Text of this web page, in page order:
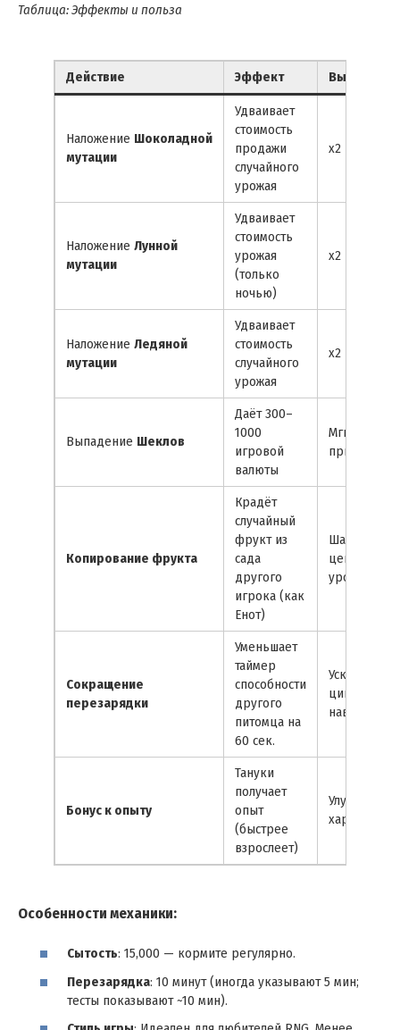
Таблица: Эффекты и польза
Действие Эффект Выгода
Наложение Шоколадной
мутации
Удваивает
стоимость
продажи
случайного
урожая
x2 к доходу
Наложение Лунной
мутации
Удваивает
стоимость
урожая
(только
ночью)
x2 к доходу
Наложение Ледяной
мутации
Удваивает
стоимость
случайного
урожая
x2 к доходу
Выпадение Шеклов
Даёт 300–
1000
игровой
валюты
Мгновенная
прибыль
Копирование фрукта
Крадёт
случайный
фрукт из
сада
другого
игрока (как
Енот)
Шанс
ценный
урожай
Сокращение
перезарядки
Уменьшает
таймер
способности
другого
питомца на
60 сек.
Ускорение
циклов
навыков
Бонус к опыту
Тануки
получает
опыт
(быстрее
взрослеет)
Улучшение
Особенности механики:
Сытость: 15,000 — кормите регулярно.
Перезарядка: 10 минут (иногда указывают 5 мин;
тесты показывают ~10 мин).